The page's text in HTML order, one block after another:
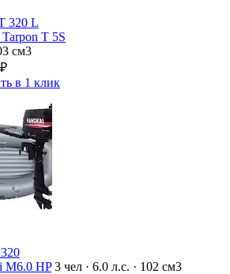
320 L
Т 5S
см3
₽
в 1 клик
M6.0 HP 3 чел · 6.0 л.с. · 102 см3